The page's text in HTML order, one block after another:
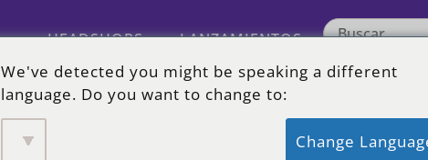
HEADSHOPS LANZAMIENTOS
We've detected you might be speaking a different
language. Do you want to change to:
Change